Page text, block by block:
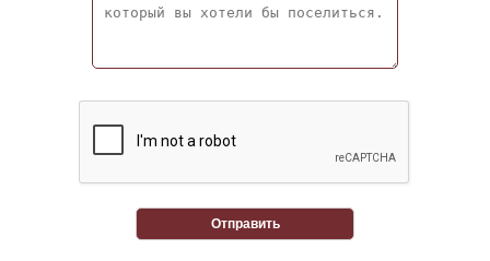
Отправить